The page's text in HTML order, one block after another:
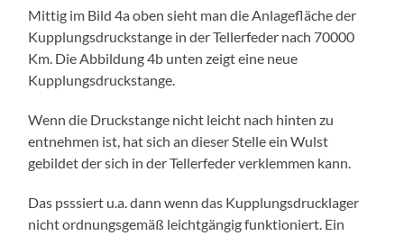
Mittig im Bild 4a oben sieht man die Anlagefläche der
Kupplungsdruckstange in der Tellerfeder nach 70000
Km. Die Abbildung 4b unten zeigt eine neue
Kupplungsdruckstange.
Wenn die Druckstange nicht leicht nach hinten zu
entnehmen ist, hat sich an dieser Stelle ein Wulst
gebildet der sich in der Tellerfeder verklemmen kann.
Das psssiert u.a. dann wenn das Kupplungsdrucklager
nicht ordnungsgemäß leichtgängig funktioniert. Ein